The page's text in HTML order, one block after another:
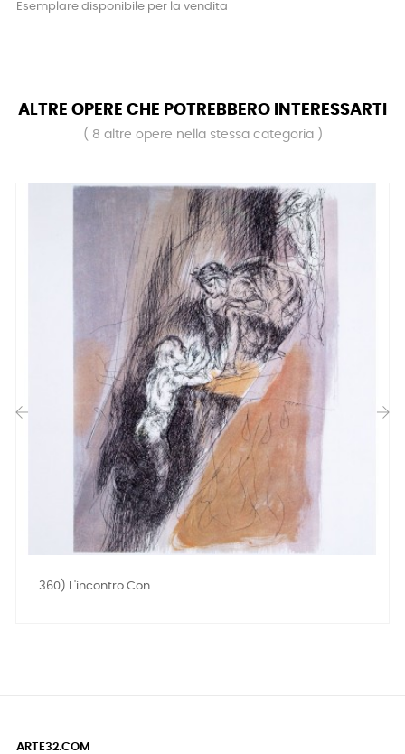
Esemplare disponibile per la vendita
ALTRE OPERE CHE POTREBBERO INTERESSARTI
( 8 altre opere nella stessa categoria )
360) L'incontro Con...
ARTE32.COM